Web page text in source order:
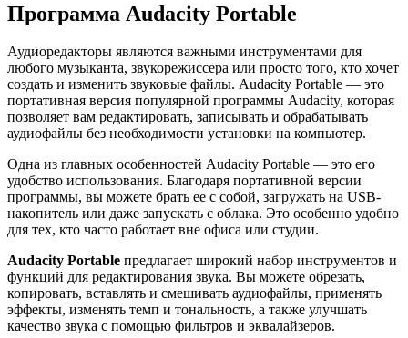
Программа Audacity Portable
Аудиоредакторы являются важными инструментами для
любого музыканта, звукорежиссера или просто того, кто хочет
создать и изменить звуковые файлы. Audacity Portable — это
портативная версия популярной программы Audacity, которая
позволяет вам редактировать, записывать и обрабатывать
аудиофайлы без необходимости установки на компьютер.
Одна из главных особенностей Audacity Portable — это его
удобство использования. Благодаря портативной версии
программы, вы можете брать ее с собой, загружать на USB-
накопитель или даже запускать с облака. Это особенно удобно
для тех, кто часто работает вне офиса или студии.
Audacity Portable предлагает широкий набор инструментов и
функций для редактирования звука. Вы можете обрезать,
копировать, вставлять и смешивать аудиофайлы, применять
эффекты, изменять темп и тональность, а также улучшать
качество звука с помощью фильтров и эквалайзеров.